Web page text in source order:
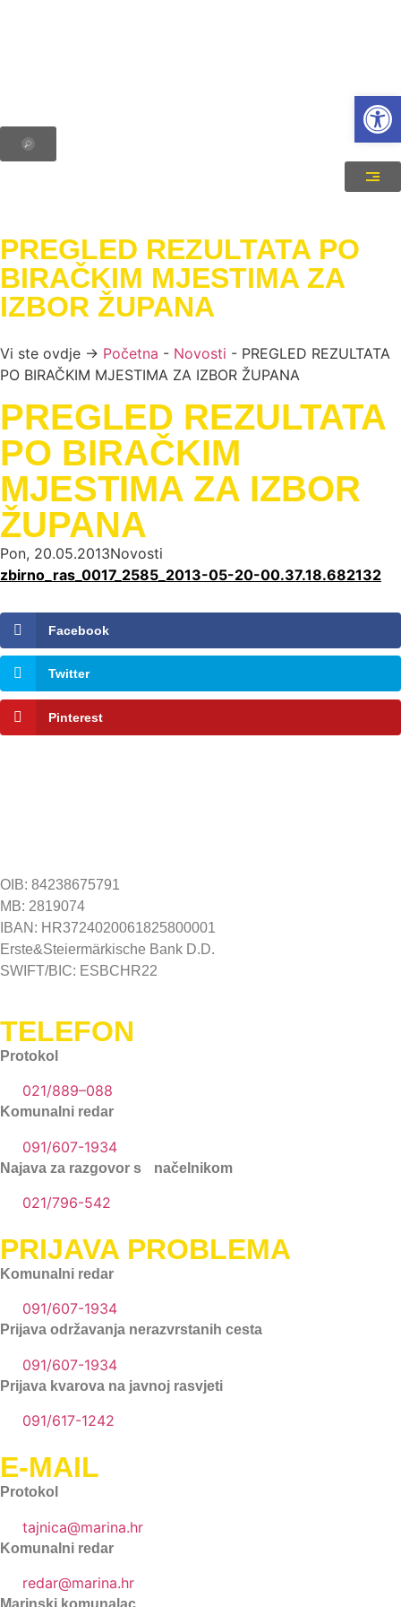
PREGLED REZULTATA PO
BIRAČKIM MJESTIMA ZA
IZBOR ŽUPANA
Vi ste ovdje → Početna - Novosti - PREGLED REZULTATA
PO BIRAČKIM MJESTIMA ZA IZBOR ŽUPANA
PREGLED REZULTATA
PO BIRAČKIM
MJESTIMA ZA IZBOR
ŽUPANA
Pon, 20.05.2013Novosti
zbirno_ras_0017_2585_2013-05-20-00.37.18.682132
Facebook
Twitter
Pinterest
OIB: 84238675791
MB: 2819074
IBAN: HR3724020061825800001
Erste&Steiermärkische Bank D.D.
SWIFT/BIC: ESBCHR22
TELEFON
Protokol
021/889–088
Komunalni redar
091/607-1934
Najava za razgovor s načelnikom
021/796-542
PRIJAVA PROBLEMA
Komunalni redar
091/607-1934
Prijava održavanja nerazvrstanih cesta
091/607-1934
Prijava kvarova na javnoj rasvjeti
091/617-1242
E-MAIL
Protokol
tajnica@marina.hr
Komunalni redar
redar@marina.hr
Marinski komunalac